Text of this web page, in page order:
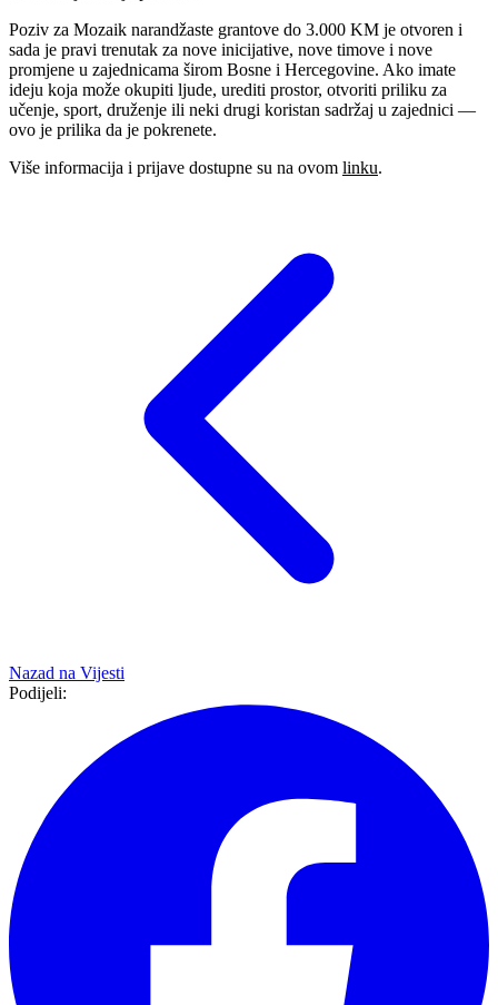
Poziv za Mozaik narandžaste grantove do 3.000 KM je otvoren i
sada je pravi trenutak za nove inicijative, nove timove i nove
promjene u zajednicama širom Bosne i Hercegovine. Ako imate
ideju koja može okupiti ljude, urediti prostor, otvoriti priliku za
učenje, sport, druženje ili neki drugi koristan sadržaj u zajednici —
ovo je prilika da je pokrenete.
Više informacija i prijave dostupne su na ovom linku.
Nazad na Vijesti
Podijeli: